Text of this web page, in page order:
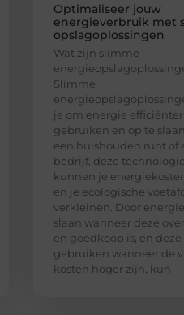
Optimaliseer jouw
energieverbruik met
opslagoplossingen
Wat zijn slimme
Slimme
je om energie
gebruiken en op te
een huishouden runt of
bedrijf, deze
kunnen je
en je ecologische
verkleinen. Door
slaan wanneer deze
en goedkoop is, en deze
gebruiken wanneer de
kosten hoger zijn, kun